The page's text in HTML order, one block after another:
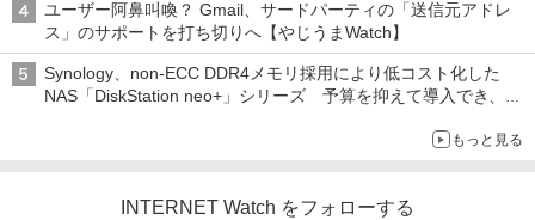
ユーザー阿鼻叫喚？ Gmail、サードパーティの「送信元アドレ
ス」のサポートを打ち切りへ【やじうまWatch】
Synology、non-ECC DDR4メモリ採用により低コスト化した
NAS「DiskStation neo+」シリーズ 予算を抑えて導入でき、
もっと見る
INTERNET Watch をフォローする